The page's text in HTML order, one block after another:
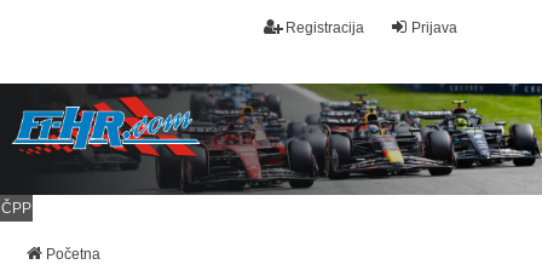
Prijava
Registracija
ČPP
Početna